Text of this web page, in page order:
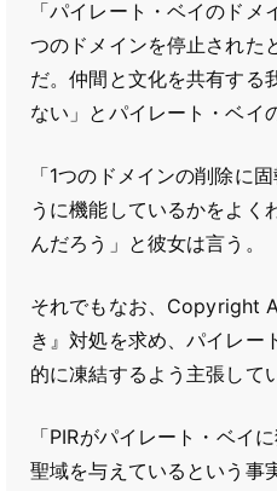
「パイレート・ベイのドメ
つのドメインを停止された
だ。仲間と文化を共有する
ない」とパイレート・ベイ
「1つのドメインの削除に
うに機能しているかをよく
んだろう」と彼女は言う。
それでもなお、Copyright
き』対処を求め、パイレー
的に凍結するよう主張して
「PIRがパイレート・ベイ
聖域を与えているという事